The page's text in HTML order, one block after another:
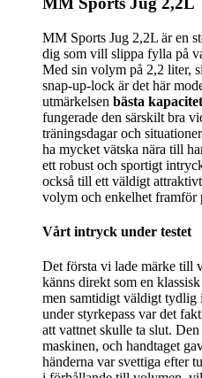
MM Sports Jug 2,2L är en
dig som vill slippa fylla på
Med sin volym på 2,2 liter,
snap-up-lock är det här
utmärkelsen bästa kapacitet
fungerade den särskilt bra
träningsdagar och
ha mycket vätska nära till
ett robust och sportigt
också till ett väldigt
volym och enkelhet framför
Vårt intryck under testet
Det första vi lade märke till
känns direkt som en
men samtidigt väldigt tydlig
under styrkepass var det
att vattnet skulle ta slut.
maskinen, och handtaget
händerna var svettiga efter